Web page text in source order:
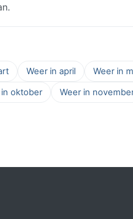
Weer in april Weer in
oktober Weer in